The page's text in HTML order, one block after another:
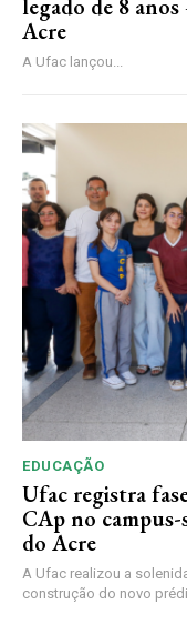
legado de 8
Acre
A Ufac lançou...
EDUCAÇÃO
Ufac registra
CAp no
do Acre
A Ufac realizou a
construção do novo